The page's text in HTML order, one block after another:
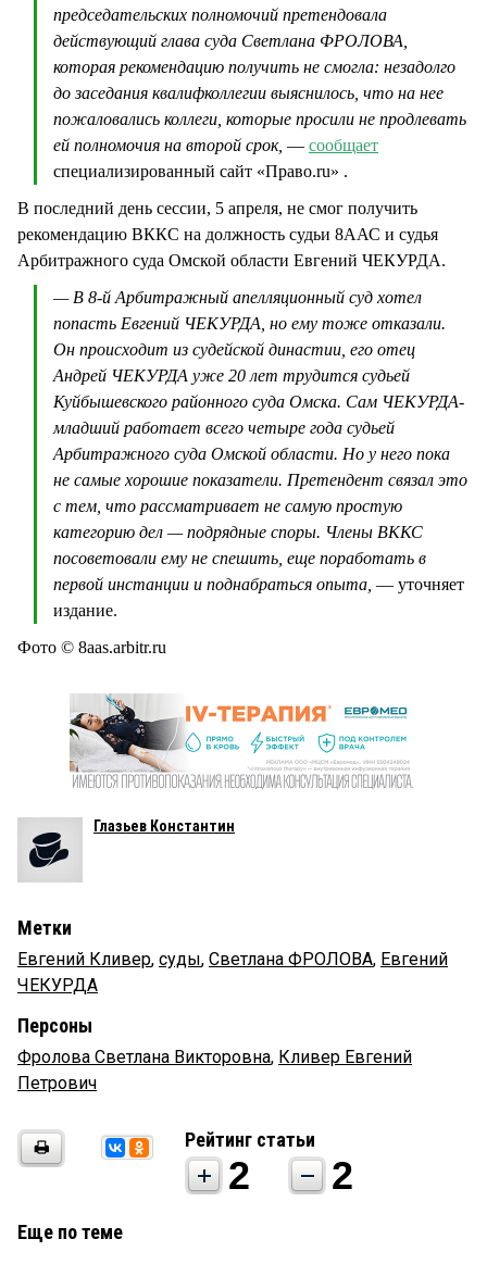
председательских полномочий претендовала
действующий глава суда Светлана ФРОЛОВА,
которая рекомендацию получить не смогла: незадолго
до заседания квалифколлегии выяснилось, что на нее
пожаловались коллеги, которые просили не продлевать
ей полномочия на второй срок, — сообщает
специализированный сайт «Право.ru» .
В последний день сессии, 5 апреля, не смог получить
рекомендацию ВККС на должность судьи 8ААС и судья
Арбитражного суда Омской области Евгений ЧЕКУРДА.
— В 8-й Арбитражный апелляционный суд хотел
попасть Евгений ЧЕКУРДА, но ему тоже отказали.
Он происходит из судейской династии, его отец
Андрей ЧЕКУРДА уже 20 лет трудится судьей
Куйбышевского районного суда Омска. Сам ЧЕКУРДА-
младший работает всего четыре года судьей
Арбитражного суда Омской области. Но у него пока
не самые хорошие показатели. Претендент связал это
с тем, что рассматривает не самую простую
категорию дел — подрядные споры. Члены ВККС
посоветовали ему не спешить, еще поработать в
первой инстанции и поднабраться опыта, — уточняет
издание.
Фото © 8aas.arbitr.ru
Глазьев Константин
Метки
Евгений Кливер, суды, Светлана ФРОЛОВА, Евгений
ЧЕКУРДА
Персоны
Фролова Светлана Викторовна, Кливер Евгений
Петрович
Рейтинг статьи
2 2
Еще по теме